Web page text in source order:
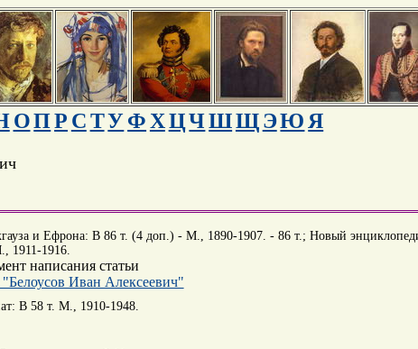
ОПР СТУФ ХЦЧШЩЭЮ Я
и Ефрона: В 86 т. (4 доп.) - М., 1890-1907. - 86 т.; Новый
1911-1916.
написания статьи
Иван Алексеевич"
В 58 т. М., 1910-1948.